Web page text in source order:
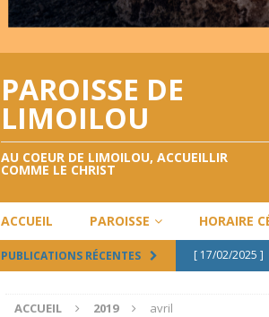
PAROISSE DE
LIMOILOU
AU COEUR DE LIMOILOU, ACCUEILLIR
COMME LE CHRIST
ACCUEIL PAROISSE HORAIRE
PUBLICATIONS RÉCENTES [ 17/02/2025 ]
ACCUEIL 2019 avril